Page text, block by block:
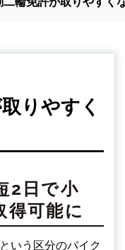
りやすく
2日で小
得可能に
いう区分のバイク